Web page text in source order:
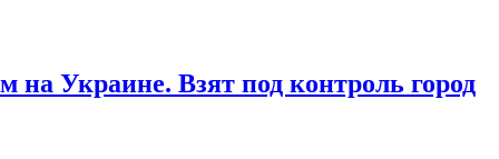
на Украине. Взят под контроль город